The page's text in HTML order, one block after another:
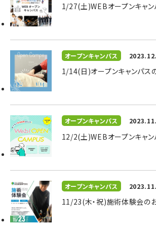
1/27(土)WEBオープンキャン
オープンキャンパス
1/14(日)オープンキャンパス
オープンキャンパス
12/2(土)WEBオープンキャン
オープンキャンパス
11/23(木・祝)施術体験会の